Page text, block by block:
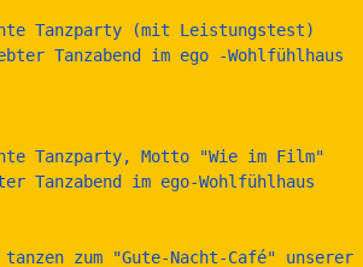
Tanzparty (mit Leistungstest)
Tanzabend im ego -Wohlfühlhaus
Tanzparty, Motto "Wie im Film"
Tanzabend im ego-Wohlfühlhaus
zum "Gute-Nacht-Café" unserer